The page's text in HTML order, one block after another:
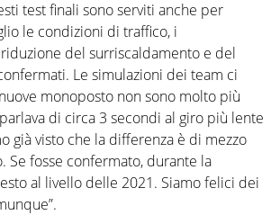
test finali sono serviti anche per
le condizioni di traffico, i
del surriscaldamento e del
Le simulazioni dei team ci
monoposto non sono molto più
di circa 3 secondi al giro più lente
già visto che la differenza è di mezzo
Se fosse confermato, durante la
al livello delle 2021. Siamo felici dei